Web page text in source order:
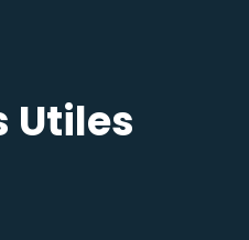
Utiles